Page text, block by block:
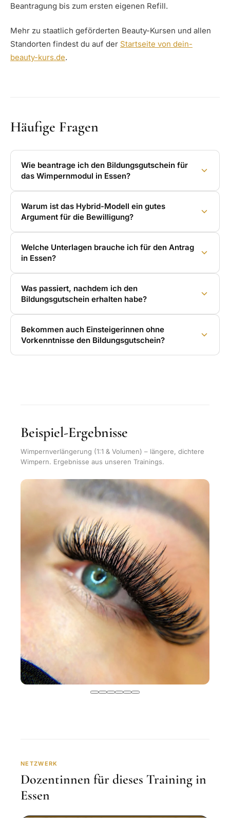
Beantragung bis zum ersten eigenen Refill.
Mehr zu staatlich geförderten Beauty-Kursen und allen
Standorten findest du auf der Startseite von dein-
beauty-kurs.de.
Häufige Fragen
Wie beantrage ich den Bildungsgutschein für
das Wimpernmodul in Essen?
Warum ist das Hybrid-Modell ein gutes
Argument für die Bewilligung?
Welche Unterlagen brauche ich für den Antrag
in Essen?
Was passiert, nachdem ich den
Bildungsgutschein erhalten habe?
Bekommen auch Einsteigerinnen ohne
Vorkenntnisse den Bildungsgutschein?
Beispiel-Ergebnisse
Wimpernverlängerung (1:1 & Volumen) – längere, dichtere
Wimpern. Ergebnisse aus unseren Trainings.
NETZWERK
Dozentinnen für dieses Training in
Essen